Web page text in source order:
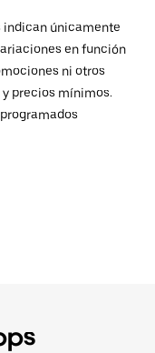
indican únicamente
en función
ni otros
precios mínimos.